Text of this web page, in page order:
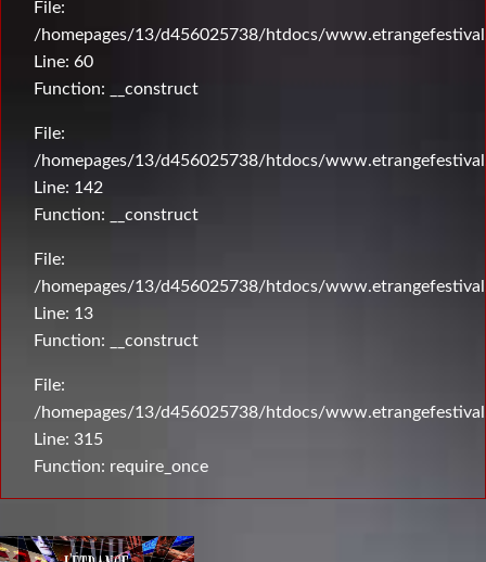
File:
/homepages/13/d456025738/htdocs/
Line: 60
Function: __construct
File:
/homepages/13/d456025738/htdocs/
Line: 142
Function: __construct
File:
/homepages/13/d456025738/htdocs/
Line: 13
Function: __construct
File:
/homepages/13/d456025738/htdocs/
Line: 315
Function: require_once